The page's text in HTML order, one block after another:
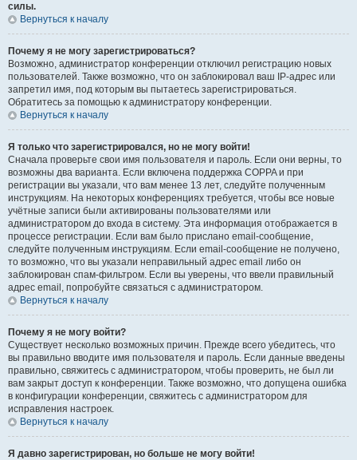
силы.
Вернуться к началу
Почему я не могу зарегистрироваться?
Возможно, администратор конференции отключил регистрацию новых
пользователей. Также возможно, что он заблокировал ваш IP-адрес или
запретил имя, под которым вы пытаетесь зарегистрироваться.
Обратитесь за помощью к администратору конференции.
Вернуться к началу
Я только что зарегистрировался, но не могу войти!
Сначала проверьте свои имя пользователя и пароль. Если они верны, то
возможны два варианта. Если включена поддержка COPPA и при
регистрации вы указали, что вам менее 13 лет, следуйте полученным
инструкциям. На некоторых конференциях требуется, чтобы все новые
учётные записи были активированы пользователями или
администратором до входа в систему. Эта информация отображается в
процессе регистрации. Если вам было прислано email-сообщение,
следуйте полученным инструкциям. Если email-сообщение не получено,
то возможно, что вы указали неправильный адрес email либо он
заблокирован спам-фильтром. Если вы уверены, что ввели правильный
адрес email, попробуйте связаться с администратором.
Вернуться к началу
Почему я не могу войти?
Существует несколько возможных причин. Прежде всего убедитесь, что
вы правильно вводите имя пользователя и пароль. Если данные введены
правильно, свяжитесь с администратором, чтобы проверить, не был ли
вам закрыт доступ к конференции. Также возможно, что допущена ошибка
в конфигурации конференции, свяжитесь с администратором для
исправления настроек.
Вернуться к началу
Я давно зарегистрирован, но больше не могу войти!